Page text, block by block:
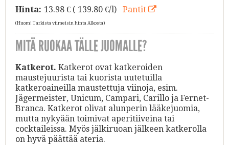
Hinta: 13.98€ ( 139.80 €/l) Pantit
(Huom! Tarkista viimeisin hinta Alkosta)
MITÄ RUOKAA TÄLLE JUOMALLE?
Katkerot. Katkerot ovat katkeroiden
maustejuurista tai kuorista uutetuilla
katkeroaineilla maustettuja viinoja, esim.
Jägermeister, Unicum, Campari, Carillo ja Fernet-
Branca. Katkerot olivat alunperin lääkejuomia,
mutta nykyään toimivat aperitiiveina tai
cocktaileissa. Myös jälkiruoan jälkeen katkerolla
on hyvä päättää ateria.